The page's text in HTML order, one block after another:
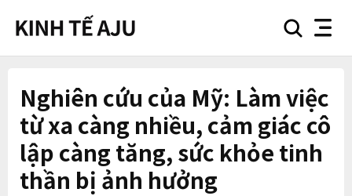
searchnav
Nghiên cứu của Mỹ: Làm việc
từ xa càng nhiều, cảm giác cô
lập càng tăng, sức khỏe tinh
thần bị ảnh hưởng